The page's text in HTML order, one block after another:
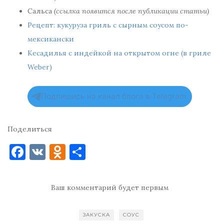
Сальса (ссылка появится после публикации статьи)
Рецепт: кукуруза гриль с сырным соусом по-
мексикански
Кесадилья с индейкой на открытом огне (в гриле
Weber)
Подпишись на канал блога в Telegram
Поделиться
F V O
n п
ав
Ваш комментарий будет первым
ЗАКУСКА СОУС